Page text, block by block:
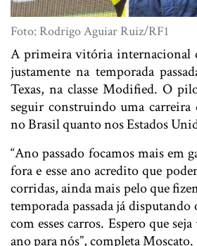
Foto: Rodrigo Aguiar Ruiz/RF1
A primeira vitória internacional
justamente na temporada
Texas, na classe Modified. O
seguir construindo uma carreira
no Brasil quanto nos Estados
“Ano passado focamos mais em
fora e esse ano acredito que
corridas, ainda mais pelo que
temporada passada já
com esses carros. Espero que
ano para nós”, completa Moscato.